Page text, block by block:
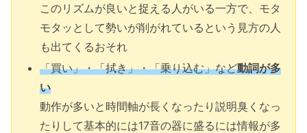
このリズムが良いと捉える人がいる一方で、モタ
モタッとして勢いが削がれているという見方の人
も出てくるおそれ
「買い」・「拭き」・「乗り込む」など動詞が多
い
動作が多いと時間軸が長くなったり説明臭くなっ
たりして基本的には17音の器に盛るには情報が多